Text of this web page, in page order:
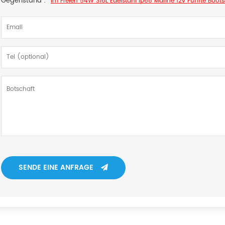
SENDE EINE ANFRAGE